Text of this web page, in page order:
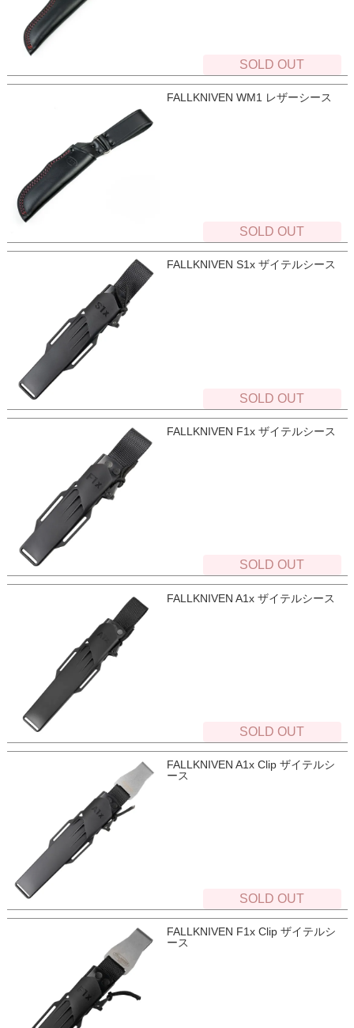
SOLD OUT
FALLKNIVEN WM1 レザーシース
SOLD OUT
FALLKNIVEN S1x ザイテルシース
SOLD OUT
FALLKNIVEN F1x ザイテルシース
SOLD OUT
FALLKNIVEN A1x ザイテルシース
SOLD OUT
FALLKNIVEN A1x Clip ザイテルシ
ース
SOLD OUT
FALLKNIVEN F1x Clip ザイテルシ
ース